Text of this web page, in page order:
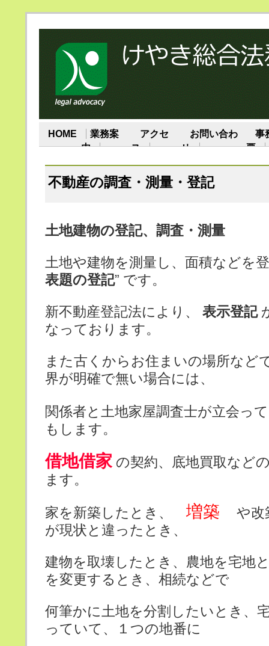
HOME
業務案
内
アクセ
ス
お問い合わ
せ
事
要
不動産の調査・測量・登記
土地建物の登記、調査・測量
土地や建物を測量し、面積などを
表題の登記” です。
新不動産登記法により、 表示登記
なっております。
また古くからお住まいの場所など
界が明確で無い場合には、
関係者と土地家屋調査士が立会
もします。
借地借家 の契約、底地買取など
ます。
家を新築したとき、 増築
や改
が現状と違ったとき、
建物を取壊したとき、農地を宅地
を変更するとき、相続などで
何筆かに土地を分割したいとき、
っていて、１つの地番に